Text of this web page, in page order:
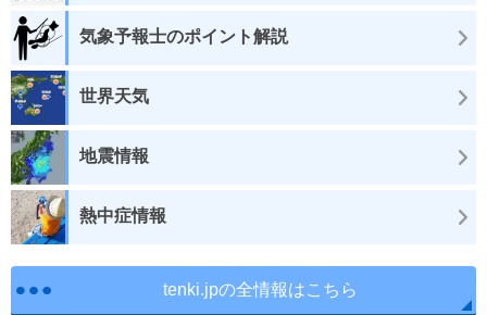
気象予報士のポイント解説
世界天気
地震情報
熱中症情報
tenki.jpの全情報はこちら